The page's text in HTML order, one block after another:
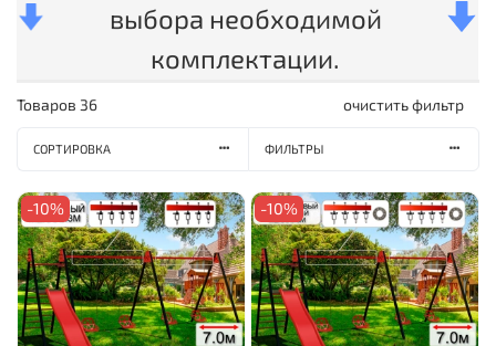
выбора необходимой
комплектации.
Товаров 36 очистить фильтр
СОРТИРОВКА ФИЛЬТРЫ
-10% -10%